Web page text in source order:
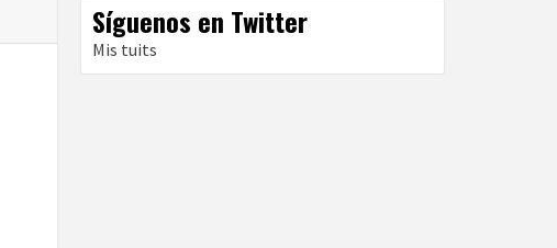
Síguenos en Twitter
Mis tuits